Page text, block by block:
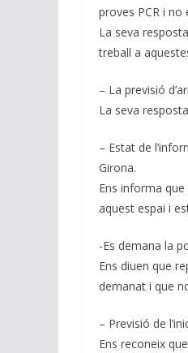
proves PCR i
La seva
treball a
– La previsió
La seva
– Estat de
Girona.
Ens informa
aquest espai i
-Es demana la
Ens diuen que
demanat i que
– Previsió de
Ens reconeix